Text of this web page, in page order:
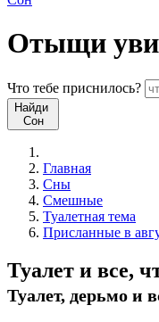
Отыщи
Что тебе приснилось?
Найди
Сон
Главная
Сны
Смешные
Туалетная тема
Присланные в
Туалет и все,
Туалет, дерьмо и